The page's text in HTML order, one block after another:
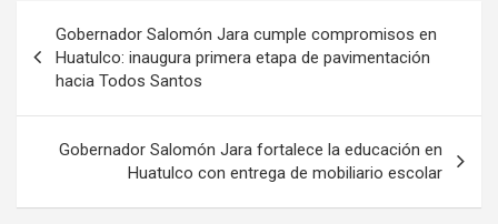
de
entradas
Gobernador Salomón Jara cumple compromisos en
Huatulco: inaugura primera etapa de pavimentación
hacia Todos Santos
Gobernador Salomón Jara fortalece la educación en
Huatulco con entrega de mobiliario escolar